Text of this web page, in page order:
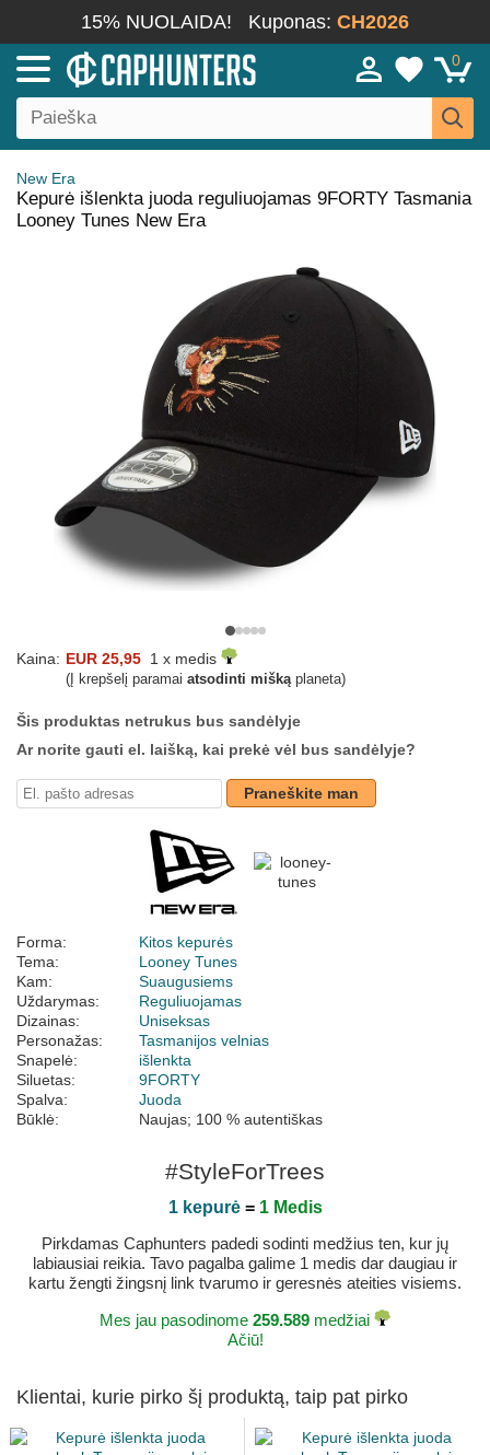
15% NUOLAIDA! Kuponas: CH2026
0
New Era
Kepurė išlenkta juoda reguliuojamas 9FORTY Tasmania
Looney Tunes New Era
Kaina: EUR 25,95 1 x medis
(Į krepšelį paramai atsodinti miškąplaneta)
Šis produktas netrukus bus sandėlyje
Ar norite gauti el. laišką, kai prekė vėl bus sandėlyje?
Praneškite man
Forma:
Kitos kepurės
Tema:
Looney Tunes
Kam:
Suaugusiems
Uždarymas:
Reguliuojamas
Dizainas:
Uniseksas
Personažas:
Tasmanijos velnias
Snapelė:
išlenkta
Siluetas:
9FORTY
Spalva:
Juoda
Būklė:
Naujas; 100 % autentiškas
#StyleForTrees
1 kepurė= 1 Medis
Pirkdamas Caphunters padedi sodinti medžius ten, kur jų
labiausiai reikia. Tavo pagalba galime 1 medis dar daugiau ir
kartu žengti žingsnį link tvarumo ir geresnės ateities visiems.
Mes jau pasodinome 259.589 medžiai
Ačiū!
Klientai, kurie pirko šį produktą, taip pat pirko